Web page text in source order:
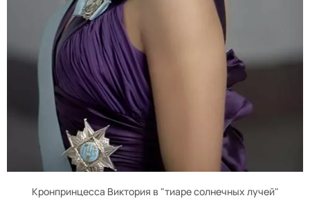
Кронпринцесса Виктория в "тиаре солнечных лучей"